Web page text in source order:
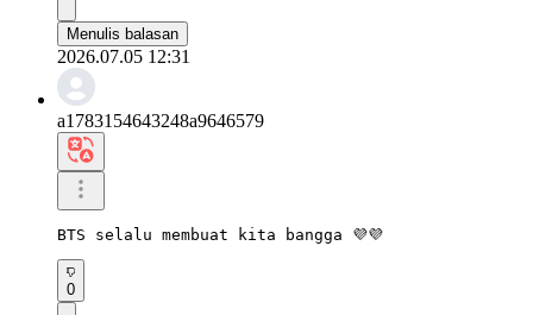
Menulis balasan
2026.07.05 12:31
a1783154643248a9646579
BTS selalu membuat kita bangga 💜💜
0